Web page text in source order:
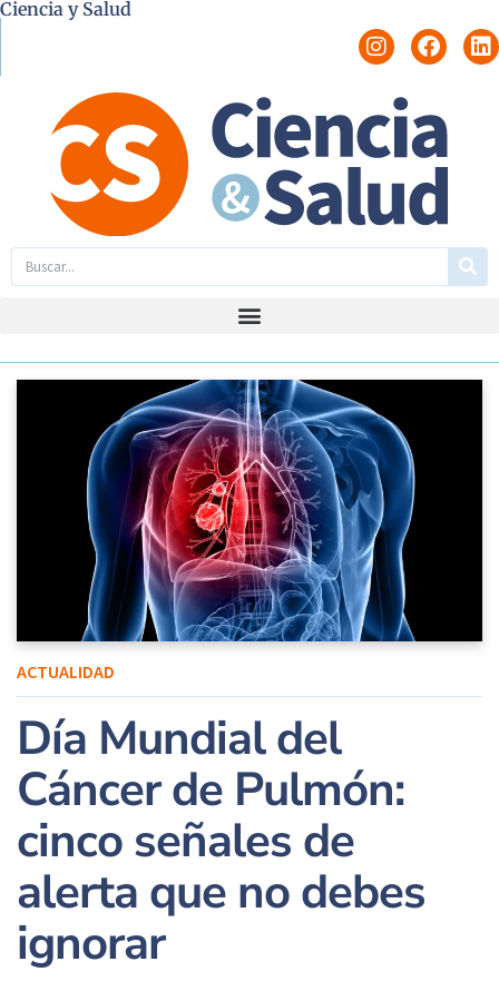
Ciencia y Salud
ACTUALIDAD
Día Mundial del
Cáncer de Pulmón:
cinco señales de
alerta que no debes
ignorar